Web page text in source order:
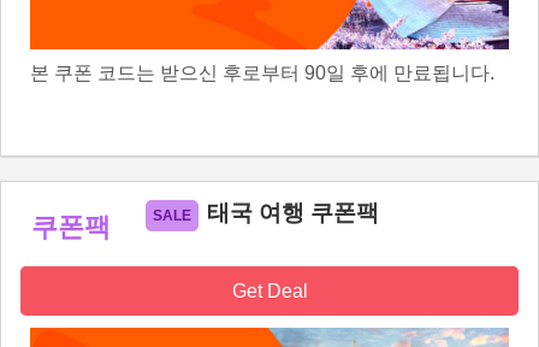
본 쿠폰 코드는 받으신 후로부터 90일 후에 만료됩니다.
쿠폰팩 태국 여행 쿠폰팩
Get Deal